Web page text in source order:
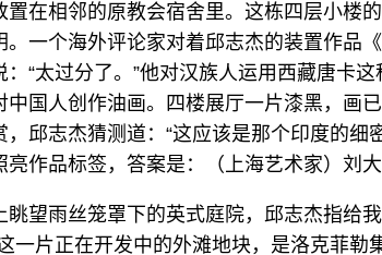
置在相邻的原教会宿舍里。这栋四层小楼
。一个海外评论家对着邱志杰的装置作品
：“太过分了。”他对汉族人运用西藏唐卡
中国人创作油画。四楼展厅一片漆黑，画
，邱志杰猜测道：“这应该是那个印度的
亮作品标签，答案是：（上海艺术家）刘大
眺望雨丝笼罩下的英式庭院，邱志杰指给
一片正在开发中的外滩地块，是洛克菲勒